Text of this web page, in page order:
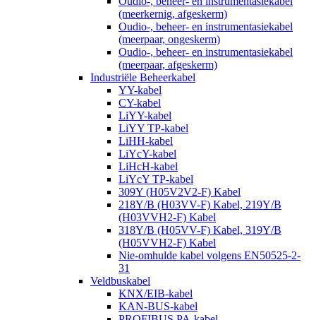
(meerkernig, afgeskerm)
Oudio-, beheer- en instrumentasiekabel
(meerpaar, ongeskerm)
Oudio-, beheer- en instrumentasiekabel
(meerpaar, afgeskerm)
Industriële Beheerkabel
YY-kabel
CY-kabel
LiYY-kabel
LiYY TP-kabel
LiHH-kabel
LiYcY-kabel
LiHcH-kabel
LiYcY TP-kabel
309Y (H05V2V2-F) Kabel
218Y/B (H03VV-F) Kabel, 219Y/B
(H03VVH2-F) Kabel
318Y/B (H05VV-F) Kabel, 319Y/B
(H05VVH2-F) Kabel
Nie-omhulde kabel volgens EN50525-2-
31
Veldbuskabel
KNX/EIB-kabel
KAN-BUS-kabel